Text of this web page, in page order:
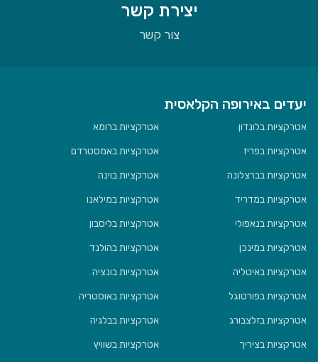
יצירת קשר
צור קשר
יעדים באירופה הקלאסית
אטרקציות בלונדון
אטרקציות ברומא
אטרקציות בפריז
אטרקציות באמסטרדם
אטרקציות בברצלונה
אטרקציות בוינה
אטרקציות במדריד
אטרקציות במילאנו
אטרקציות בנאפולי
אטרקציות בליסבון
אטרקציות במינכן
אטרקציות בהולנד
אטרקציות באיטליה
אטרקציות בונציה
אטרקציות בפורטוגל
אטרקציות באוסטריה
אטרקציות בזלצבורג
אטרקציות בבלגיה
אטרקציות בציריך
אטרקציות בשוויץ